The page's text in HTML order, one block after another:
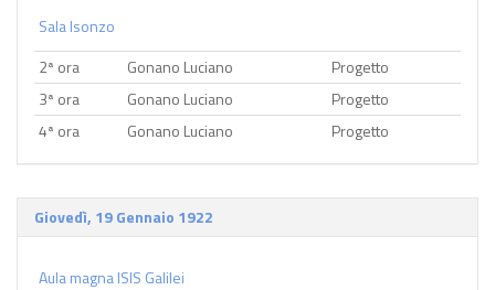
Sala Isonzo
2ª ora
Gonano Luciano
Progetto
3ª ora
Gonano Luciano
Progetto
4ª ora
Gonano Luciano Progetto
Giovedì, 19 Gennaio 1922
Aula magna ISIS Galilei